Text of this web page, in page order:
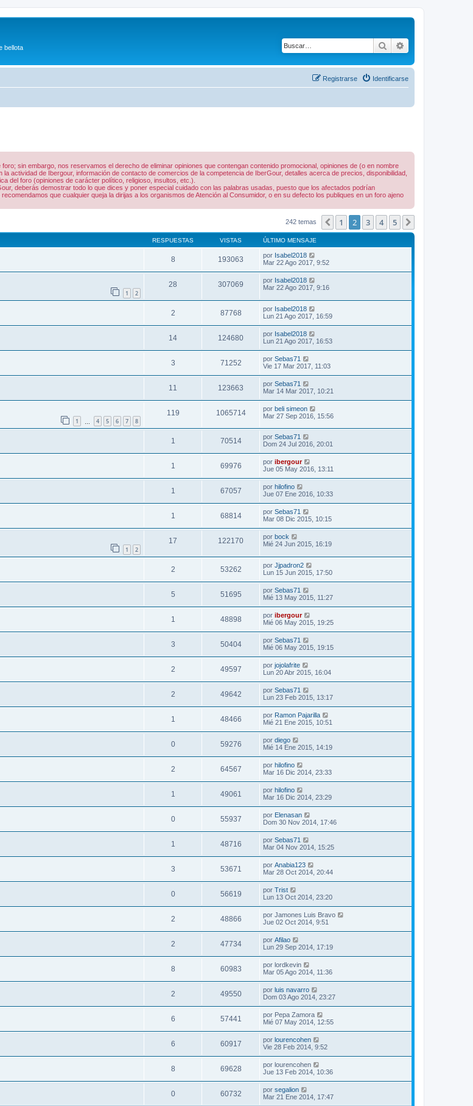
bellota Buscar
Identificarse
Registrarse
sin embargo, nos reservamos el derecho de eliminar opiniones que contengan contenido promocional, opiniones de (o en nombre
actividad de Ibergour, información de contacto de comercios de la competencia de IberGour, detalles acerca de precios, disponibilidad,
del foro (opiniones de carácter político, religioso, insultos, etc.).
deberás demostrar todo lo que dices y poner especial cuidado con las palabras usadas, puesto que los afectados podrían
que cualquier queja la dirijas a los organismos de Atención al Consumidor, o en su defecto los publiques en un foro ajeno
242 temas Anterior
1 2 3 4 5
RESPUESTAS VISTAS ÚLTIMO MENSAJE
8 193063 por Isabel2018
Mar 22 Ago 2017, 9:52
1 2
28 307069 por Isabel2018
Mar 22 Ago 2017, 9:16
2 87768 por Isabel2018
Lun 21 Ago 2017, 16:59
14 124680 por Isabel2018
Lun 21 Ago 2017, 16:53
3 71252 por Sebas71
Vie 17 Mar 2017, 11:03
11 123663 por Sebas71
Mar 14 Mar 2017, 10:21
1 4 5 6 7 8
119 1065714 por beli simeon
Mar 27 Sep 2016, 15:56
1 70514 por Sebas71
Dom 24 Jul 2016, 20:01
1 69976 por ibergour
Jue 05 May 2016, 13:11
1 67057 por hilofino
Jue 07 Ene 2016, 10:33
1 68814 por Sebas71
Mar 08 Dic 2015, 10:15
1 2
17 122170 por bock
Mié 24 Jun 2015, 16:19
2 53262 por Jjpadron2
Lun 15 Jun 2015, 17:50
5 51695 por Sebas71
Mié 13 May 2015, 11:27
1 48898 por ibergour
Mié 06 May 2015, 19:25
3 50404 por Sebas71
Mié 06 May 2015, 19:15
2 49597 por jojolafrite
Lun 20 Abr 2015, 16:04
2 49642 por Sebas71
Lun 23 Feb 2015, 13:17
1 48466 por Ramon Pajarilla
Mié 21 Ene 2015, 10:51
0 59276 por diego
Mié 14 Ene 2015, 14:19
2 64567 por hilofino
Mar 16 Dic 2014, 23:33
1 49061 por hilofino
Mar 16 Dic 2014, 23:29
0 55937 por Elenasan
Dom 30 Nov 2014, 17:46
1 48716 por Sebas71
Mar 04 Nov 2014, 15:25
3 53671 por Anabia123
Mar 28 Oct 2014, 20:44
0 56619 por Trist
Lun 13 Oct 2014, 23:20
2 48866 por Jamones Luis Bravo
Jue 02 Oct 2014, 9:51
2 47734 por Afilao
Lun 29 Sep 2014, 17:19
8 60983 por lordkevin
Mar 05 Ago 2014, 11:36
2 49550 por luis navarro
Dom 03 Ago 2014, 23:27
6 57441 por Pepa Zamora
Mié 07 May 2014, 12:55
6 60917 por lourencohen
Vie 28 Feb 2014, 9:52
8 69628 por lourencohen
Jue 13 Feb 2014, 10:36
0 60732 por segalion
Mar 21 Ene 2014, 17:47